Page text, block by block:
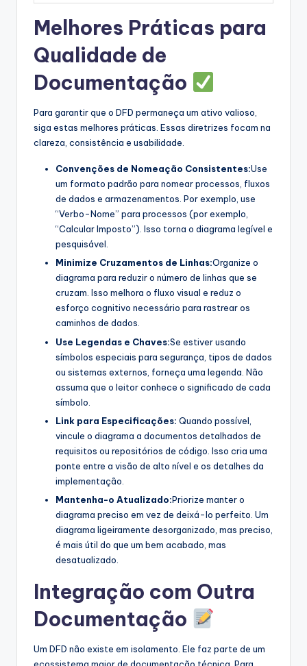
Melhores Práticas para
Qualidade de
Documentação
Para garantir que o DFD permaneça um ativo valioso,
siga estas melhores práticas. Essas diretrizes focam na
clareza, consistência e usabilidade.
Convenções de Nomeação Consistentes:Use
um formato padrão para nomear processos, fluxos
de dados e armazenamentos. Por exemplo, use
“Verbo-Nome” para processos (por exemplo,
“Calcular Imposto”). Isso torna o diagrama legível e
pesquisável.
Minimize Cruzamentos de Linhas:Organize o
diagrama para reduzir o número de linhas que se
cruzam. Isso melhora o fluxo visual e reduz o
esforço cognitivo necessário para rastrear os
caminhos de dados.
Use Legendas e Chaves:Se estiver usando
símbolos especiais para segurança, tipos de dados
ou sistemas externos, forneça uma legenda. Não
assuma que o leitor conhece o significado de cada
símbolo.
Link para Especificações: Quando possível,
vincule o diagrama a documentos detalhados de
requisitos ou repositórios de código. Isso cria uma
ponte entre a visão de alto nível e os detalhes da
implementação.
Mantenha-o Atualizado:Priorize manter o
diagrama preciso em vez de deixá-lo perfeito. Um
diagrama ligeiramente desorganizado, mas preciso,
é mais útil do que um bem acabado, mas
desatualizado.
Integração com Outra
Documentação
Um DFD não existe em isolamento. Ele faz parte de um
ecossistema maior de documentação técnica. Para